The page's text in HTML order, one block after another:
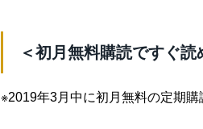
＜初月無料購読ですぐ
※2019年3月中に初月無料の定期購